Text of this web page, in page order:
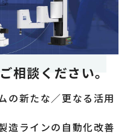
相談ください。
の新たな／更なる活用
造ラインの自動化改善